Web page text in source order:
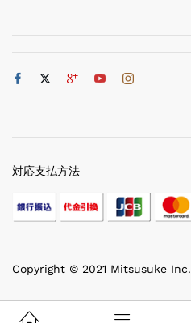
Copyright © 2021 Mitsusuke Inc.
対応支払方法